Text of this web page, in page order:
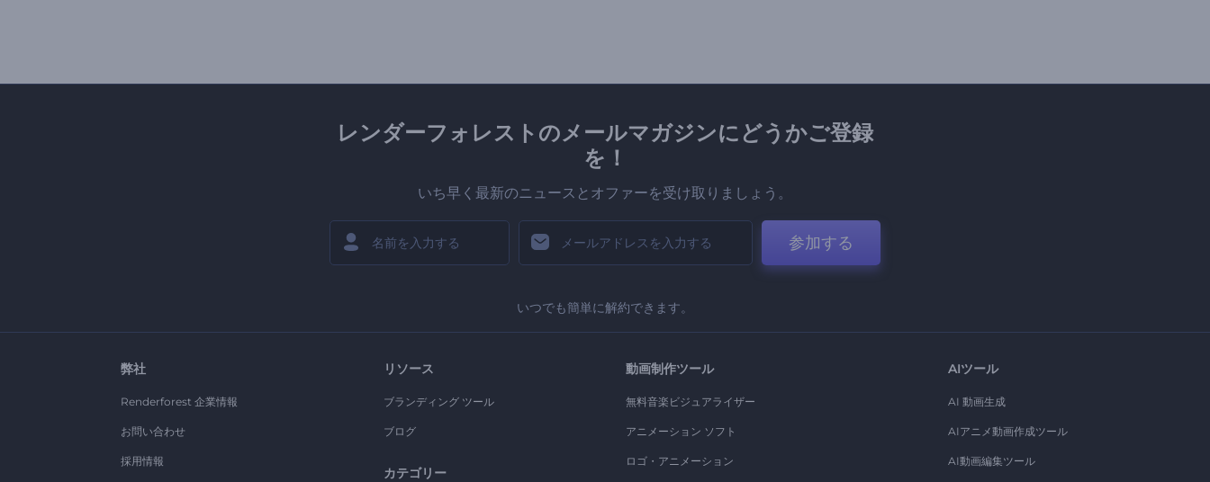
レンダーフォレストのメールマガジンにどうかご登録
を！
いち早く最新のニュースとオファーを受け取りましょう。
参加する
いつでも簡単に解約できます。
弊社
Renderforest 企業情報
お問い合わせ
採用情報
リソース
ブランディング ツール
ブログ
カテゴリー
動画制作ツール
無料音楽ビジュアライザー
アニメーション ソフト
ロゴ・アニメーション
AIツール
AI 動画生成
AIアニメ動画作成ツール
AI動画編集ツール